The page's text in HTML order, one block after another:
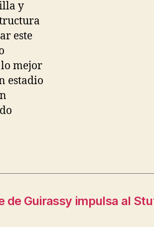
y
este
mejor
estadio
de Guirassy impulsa al